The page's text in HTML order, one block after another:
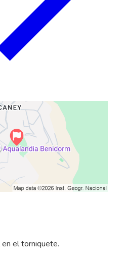
el torniquete.